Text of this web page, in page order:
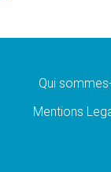
Qui
Mentions